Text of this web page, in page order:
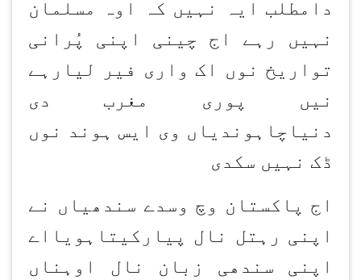
دامطلب ایہ نہیں کہ اوہ مسلمان
نہیں رہے اج چینی اپنی پُرانی
تواریخ نوں اک واری فیر لیارہے
نیں پوری مغرب دی
دنیاچاہوندیاں وی ایس ہوند نوں
ڈک نہیں سکدی
اج پاکستان وچ وسدے سندھیاں نے
اپنی رہتل نال پیارکیتاہویااے
اپنی سندھی زبان نال اوہناں